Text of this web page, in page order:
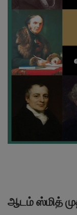
ஆடம் ஸ்மித்